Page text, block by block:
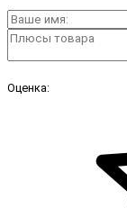
Оценка: